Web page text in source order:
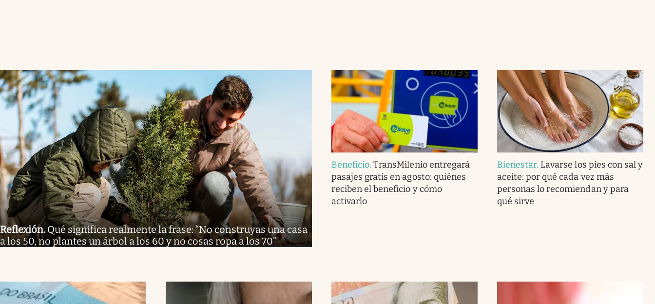
Reflexión. Qué significa realmente la frase: “No construyas una casa
a los 50, no plantes un árbol a los 60 y no cosas ropa a los 70”
Beneficio.TransMilenio entregará
pasajes gratis en agosto: quiénes
reciben el beneficio y cómo
activarlo
Bienestar. Lavarse los pies con sal y
aceite: por qué cada vez más
personas lo recomiendan y para
qué sirve